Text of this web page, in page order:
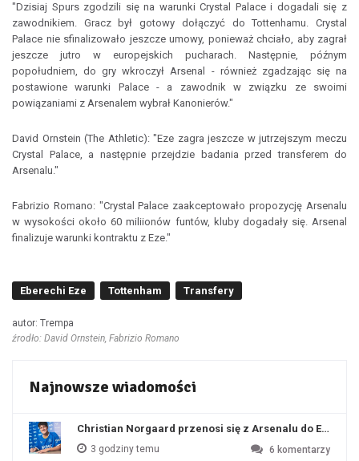
"Dzisiaj Spurs zgodzili się na warunki Crystal Palace i dogadali się z
zawodnikiem. Gracz był gotowy dołączyć do Tottenhamu. Crystal
Palace nie sfinalizowało jeszcze umowy, ponieważ chciało, aby zagrał
jeszcze jutro w europejskich pucharach. Następnie, późnym
popołudniem, do gry wkroczył Arsenal - również zgadzając się na
postawione warunki Palace - a zawodnik w związku ze swoimi
powiązaniami z Arsenalem wybrał Kanonierów."
David Ornstein (The Athletic): "Eze zagra jeszcze w jutrzejszym meczu
Crystal Palace, a następnie przejdzie badania przed transferem do
Arsenalu."
Fabrizio Romano: "Crystal Palace zaakceptowało propozycję Arsenalu
w wysokości około 60 miliionów funtów, kluby dogadały się. Arsenal
finalizuje warunki kontraktu z Eze."
Eberechi Eze Tottenham Transfery
autor: Trempa
źrodło: David Ornstein, Fabrizio Romano
Najnowsze wiadomości
Christian Norgaard przenosi się z Arsenalu do
3 godziny temu 6 komentarzy